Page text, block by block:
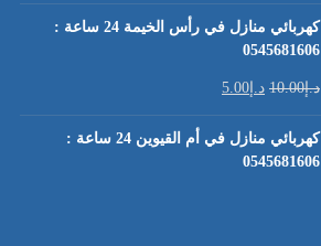
كهربائي منازل في رأس الخيمة 24 ساعة :
0545681606
د.إ10.00 د.إ 5.00
كهربائي منازل في أم القيوين 24 ساعة :
0545681606